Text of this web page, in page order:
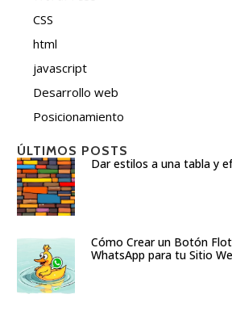
CSS
html
javascript
Desarrollo web
Posicionamiento
ÚLTIMOS POSTS
Dar estilos a una tabla y
Cómo Crear un Botón
WhatsApp para tu Sitio